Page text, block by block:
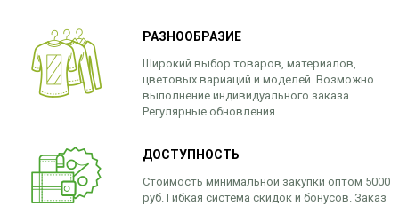
РАЗНООБРАЗИЕ
Широкий выбор товаров, материалов,
цветовых вариаций и моделей. Возможно
выполнение индивидуального заказа.
Регулярные обновления.
ДОСТУПНОСТЬ
Стоимость минимальной закупки оптом 5000
руб. Гибкая система скидок и бонусов. Заказ